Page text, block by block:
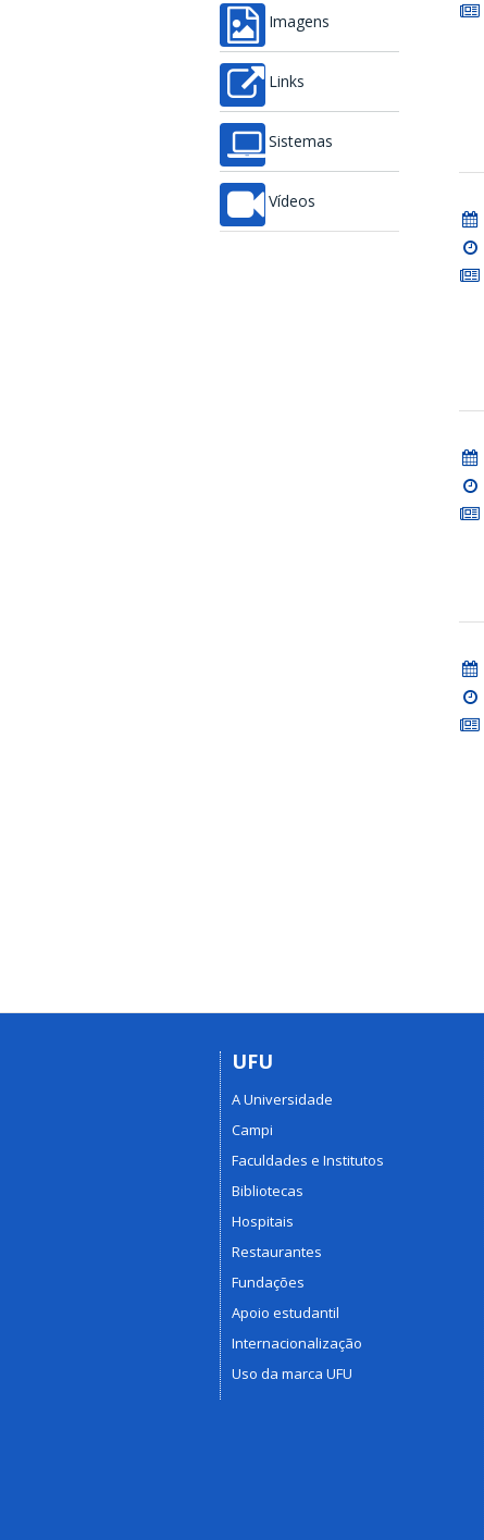
Imagens
Links
Sistemas
Vídeos
UFU
A Universidade
Campi
Faculdades e Institutos
Bibliotecas
Hospitais
Restaurantes
Fundações
Apoio estudantil
Internacionalização
Uso da marca UFU